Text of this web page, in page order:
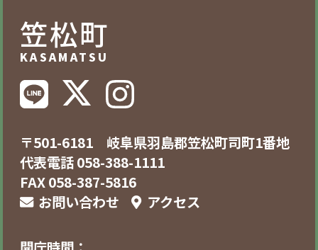
笠松町
KASAMATSU
〒501-6181 岐阜県羽島郡笠松町司町1番地
代表電話 058-388-1111
FAX 058-387-5816
お問い合わせ
アクセス